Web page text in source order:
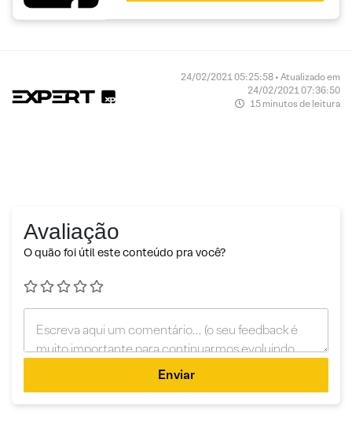
24/02/2021 05:25:58 • Atualizado em
24/02/2021 07:36:50
15 minutos de leitura
Avaliação
O quão foi útil este conteúdo pra você?
Enviar